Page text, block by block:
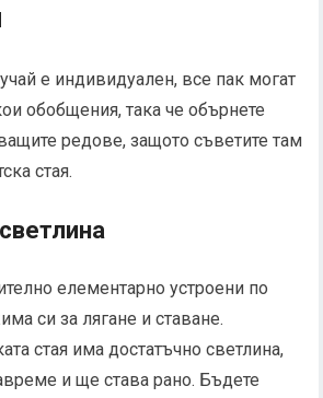
е индивидуален, все пак могат
обобщения, така че обърнете
редове, защото съветите там
стая.
елементарно устроени по
си за лягане и ставане.
стая има достатъчно светлина,
и ще става рано. Бъдете